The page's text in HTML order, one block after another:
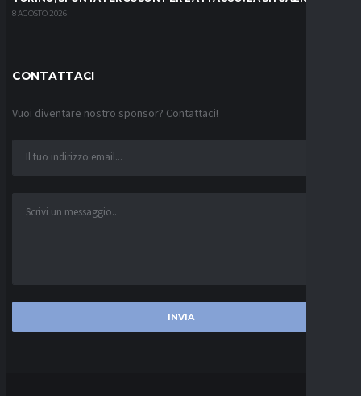
8 AGOSTO 2026
CONTATTACI
Vuoi diventare nostro sponsor? Contattaci!